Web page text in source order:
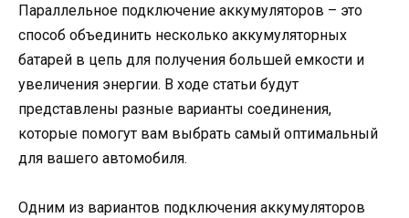
Параллельное подключение аккумуляторов – это
способ объединить несколько аккумуляторных
батарей в цепь для получения большей емкости и
увеличения энергии. В ходе статьи будут
представлены разные варианты соединения,
которые помогут вам выбрать самый оптимальный
для вашего автомобиля.
Одним из вариантов подключения аккумуляторов